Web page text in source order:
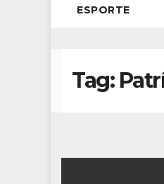
ESPORTE
Tag: